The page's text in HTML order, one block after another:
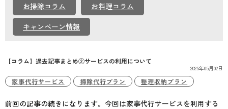
お問い合わせ
個人情報保護方針
お掃除コラム
お料理コラム
キャンペーン情報
【コラム】過去記事まとめ②サービスの利用について
2025年05月02日
家事代行サービス 掃除代行プラン 整理収納プラン
前回の記事の続きになります。今回は家事代行サービスを利用する